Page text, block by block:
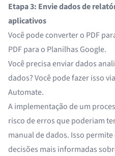
Etapa 3: Envie dados de
aplicativos
Você pode converter o PDF
PDF para o Planilhas Google.
Você precisa enviar dados
dados? Você pode fazer isso
Automate.
A implementação de um
risco de erros que poderiam
manual de dados. Isso
decisões mais informadas